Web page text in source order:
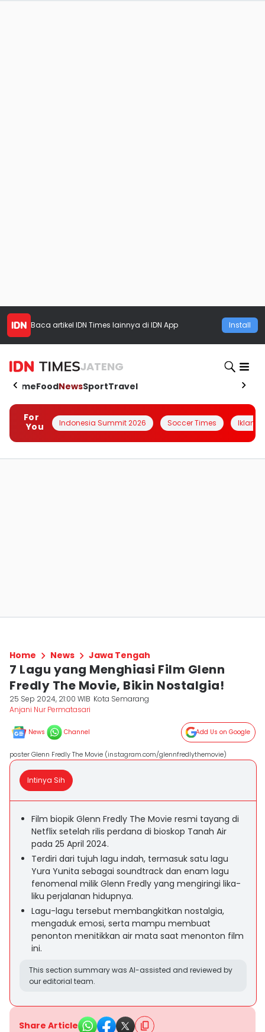
Baca artikel IDN Times lainnya di IDN App Install
JATENG
HomeFoodNewsSportTravel
For
You
Indonesia Summit 2026 Soccer Times Iklanin
Home News Jawa Tengah
7 Lagu yang Menghiasi Film Glenn
Fredly The Movie, Bikin Nostalgia!
25 Sep 2024, 21:00 WIB Kota Semarang
Anjani Nur Permatasari
News Channel Add Us on Google
poster Glenn Fredly The Movie (instagram.com/glennfredlythemovie)
Intinya Sih
Film biopik Glenn Fredly The Movie resmi tayang di
Netflix setelah rilis perdana di bioskop Tanah Air
pada 25 April 2024.
Terdiri dari tujuh lagu indah, termasuk satu lagu
Yura Yunita sebagai soundtrack dan enam lagu
fenomenal milik Glenn Fredly yang mengiringi lika-
liku perjalanan hidupnya.
Lagu-lagu tersebut membangkitkan nostalgia,
mengaduk emosi, serta mampu membuat
penonton menitikkan air mata saat menonton film
ini.
This section summary was AI-assisted and reviewed by
our editorial team.
Share Article